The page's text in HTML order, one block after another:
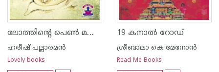
ലോത്തിന്റെ പെണ്‍ മക്കള്‍
ഹരീഷ് പല്ലാരമന്‍
Lovely books
19 കനാല്‍ റോഡ്
ശ്രീബാലാ കെ മേനോന്‍
Read Me Books